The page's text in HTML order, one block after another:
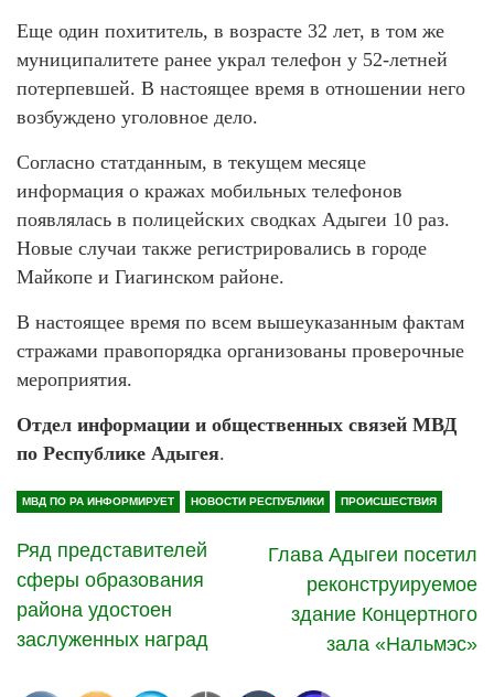
Еще один похититель, в возрасте 32 лет, в том же
муниципалитете ранее украл телефон у 52-летней
потерпевшей. В настоящее время в отношении него
возбуждено уголовное дело.
Согласно статданным, в текущем месяце
информация о кражах мобильных телефонов
появлялась в полицейских сводках Адыгеи 10 раз.
Новые случаи также регистрировались в городе
Майкопе и Гиагинском районе.
В настоящее время по всем вышеуказанным фактам
стражами правопорядка организованы проверочные
мероприятия.
Отдел информации и общественных связей МВД
по Республике Адыгея.
МВД ПО РА ИНФОРМИРУЕТ НОВОСТИ РЕСПУБЛИКИ ПРОИСШЕСТВИЯ
Ряд представителей
сферы образования
района удостоен
заслуженных наград
Глава Адыгеи посетил
реконструируемое
здание Концертного
зала «Нальмэс»